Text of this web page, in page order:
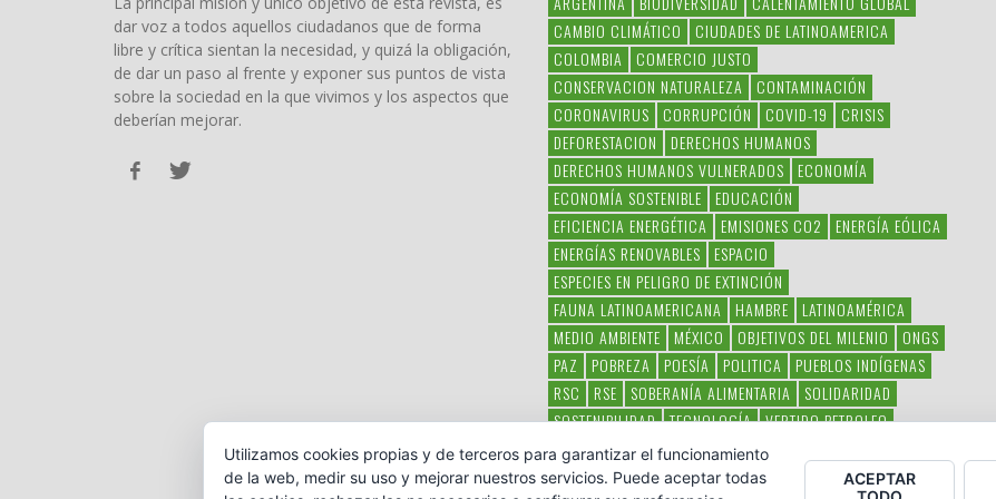
dar voz a todos aquellos ciudadanos que de forma
libre y crítica sientan la necesidad, y quizá la obligación,
de dar un paso al frente y exponer sus puntos de vista
sobre la sociedad en la que vivimos y los aspectos que
deberían mejorar.
CAMBIO CLIMÁTICO
CIUDADES DE LATINOAMERICA
COLOMBIA
COMERCIO JUSTO
CONSERVACION NATURALEZA
CONTAMINACIÓN
CORONAVIRUS
CORRUPCIÓN COVID-19
CRISIS
DEFORESTACION
DERECHOS HUMANOS
DERECHOS HUMANOS VULNERADOS
ECONOMÍA
ECONOMÍA SOSTENIBLE
EDUCACIÓN
EFICIENCIA ENERGÉTICA
EMISIONES CO2
ENERGÍA EÓLICA
ENERGÍAS RENOVABLES
ESPACIO
ESPECIES EN PELIGRO DE EXTINCIÓN
FAUNA LATINOAMERICANA
HAMBRE
LATINOAMÉRICA
MEDIO AMBIENTE
MÉXICO OBJETIVOS DEL MILENIO
ONGS
PAZ
POBREZA POESÍA POLITICA
PUEBLOS INDÍGENAS
RSC
RSE SOBERANÍA ALIMENTARIA
SOLIDARIDAD
SOSTENIBILIDAD TECNOLOGÍA VERTIDO PETROLEO
VIOLENCIA DE GÉNERO.
Utilizamos cookies propias y de terceros para garantizar el funcionamiento
de la web, medir su uso y mejorar nuestros servicios. Puede aceptar todas
ACEPTAR